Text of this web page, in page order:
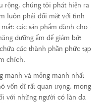
rộng, chúng tôi phát hiện ra
luôn phải đối mặt với tình
các sản phẩm dành cho
dưỡng ẩm để giảm bớt
các thành phần phức tạp
chích.
manh và mỏng manh nhất
vốn dĩ rất quan trọng. mong
với những người có làn da